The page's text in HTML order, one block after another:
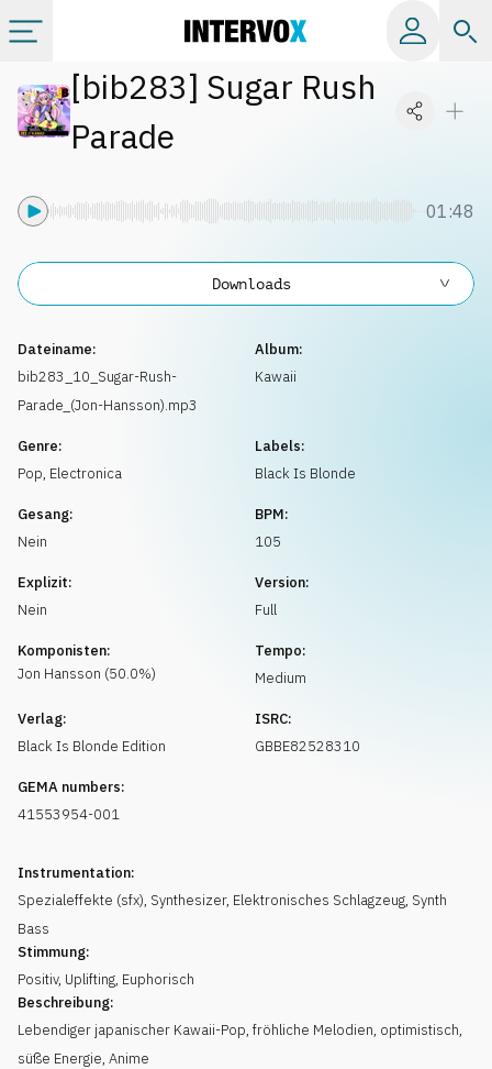
Kategorien
[bib283] Sugar Rush
Parade
01:48
Dateiname:
bib283_10_Sugar-Rush-
Parade_(Jon-Hansson).mp3
Album:
Kawaii
Genre:
Pop, Electronica
Labels:
Black Is Blonde
Gesang:
Nein
BPM:
105
Explizit:
Nein
Version:
Full
Komponisten:
Jon Hansson (50.0%)
Tempo:
Medium
Verlag:
Black Is Blonde Edition
ISRC:
GBBE82528310
GEMA numbers:
41553954-001
Instrumentation:
Spezialeffekte (sfx), Synthesizer, Elektronisches Schlagzeug, Synth
Bass
Stimmung:
Positiv, Uplifting, Euphorisch
Beschreibung:
Lebendiger japanischer Kawaii-Pop, fröhliche Melodien, optimistisch,
süße Energie, Anime
Downloads